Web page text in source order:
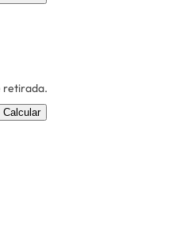
retirada.
Calcular